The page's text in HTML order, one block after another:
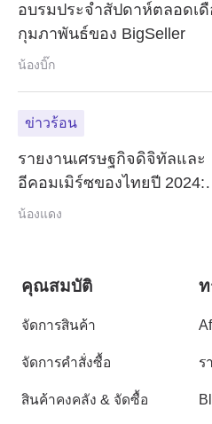
อบรมประจำสัปดาห์ตลอดเ
กุมภาพันธ์ของ BigSeller
น้องบิ๊ก
ข่าวร้อน
รายงานเศรษฐกิจดิจิทัลและ
อีคอมเมิร์ซของไทยปี 2024:
แนวโน้มสำคัญและกลยุทธ์กา
น้องแดง
คุณสมบัติ
จัดการสินค้า
จัดการคำสั่งซื้อ
สินค้าคงคลัง & จัดซื้อ
ท
ร